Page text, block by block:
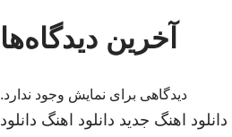
آخرین دیدگاه‌ها
دیدگاهی برای نمایش وجود ندارد.
دانلود اهنگ جدید دانلود اهنگ دانلود